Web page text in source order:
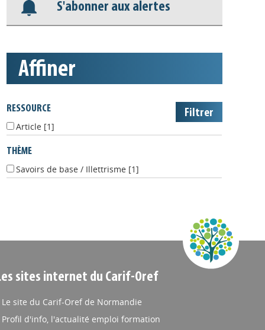
S'abonner aux alertes
affiner
RESSOURCE
Article [1]
THÈME
Savoirs de base / Illettrisme [1]
sites internet du Carif-Oref
Le site du Carif-Oref de Normandie
Profil d'info, l'actualité emploi formation